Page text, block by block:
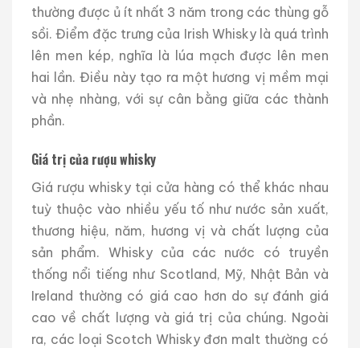
thường được ủ ít nhất 3 năm trong các thùng gỗ
sồi. Điểm đặc trưng của Irish Whisky là quá trình
lên men kép, nghĩa là lúa mạch được lên men
hai lần. Điều này tạo ra một hương vị mềm mại
và nhẹ nhàng, với sự cân bằng giữa các thành
phần.
Giá trị của rượu whisky
Giá rượu whisky tại cửa hàng có thể khác nhau
tuỳ thuộc vào nhiều yếu tố như nước sản xuất,
thương hiệu, năm, hương vị và chất lượng của
sản phẩm. Whisky của các nước có truyền
thống nổi tiếng như Scotland, Mỹ, Nhật Bản và
Ireland thường có giá cao hơn do sự đánh giá
cao về chất lượng và giá trị của chúng. Ngoài
ra, các loại Scotch Whisky đơn malt thường có